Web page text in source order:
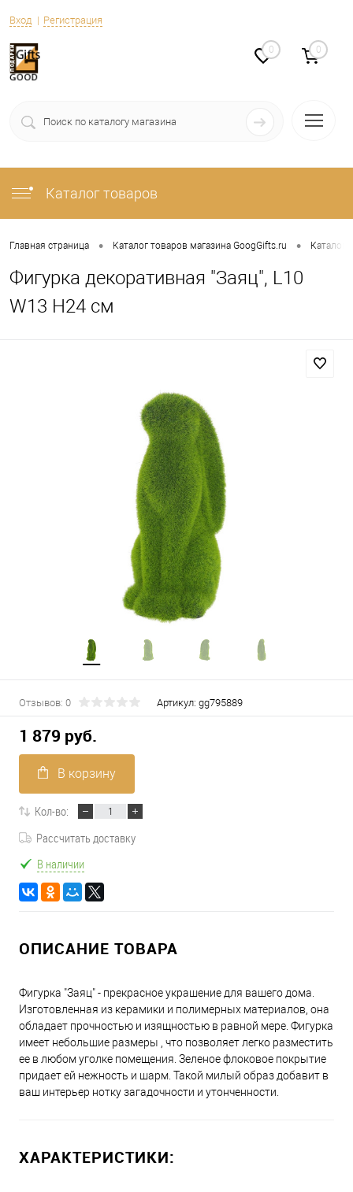
Вход Регистрация
0 0
Каталог товаров
Главная страница • Каталог товаров магазина GoogGifts.ru • Каталог
Фигурка декоративная "Заяц", L10
W13 H24 см
Отзывов: 0 Артикул: gg795889
1 879 руб.
В корзину
Кол-во:
Рассчитать доставку
В наличии
ОПИСАНИЕ ТОВАРА
Фигурка "Заяц" - прекрасное украшение для вашего дома.
Изготовленная из керамики и полимерных материалов, она
обладает прочностью и изящностью в равной мере. Фигурка
имеет небольшие размеры , что позволяет легко разместить
ее в любом уголке помещения. Зеленое флоковое покрытие
придает ей нежность и шарм. Такой милый образ добавит в
ваш интерьер нотку загадочности и утонченности.
ХАРАКТЕРИСТИКИ: